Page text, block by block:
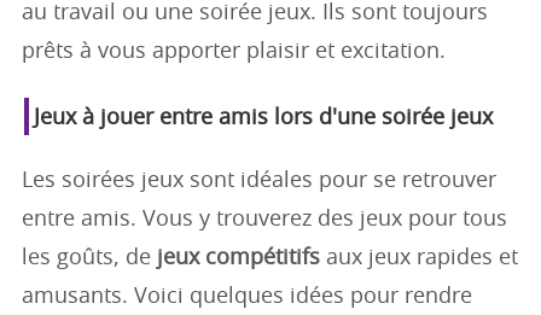
au travail ou une soirée jeux. Ils sont toujours
prêts à vous apporter plaisir et excitation.
Jeux à jouer entre amis lors d'une soirée jeux
Les soirées jeux sont idéales pour se retrouver
entre amis. Vous y trouverez des jeux pour tous
les goûts, de jeux compétitifs aux jeux rapides et
amusants. Voici quelques idées pour rendre